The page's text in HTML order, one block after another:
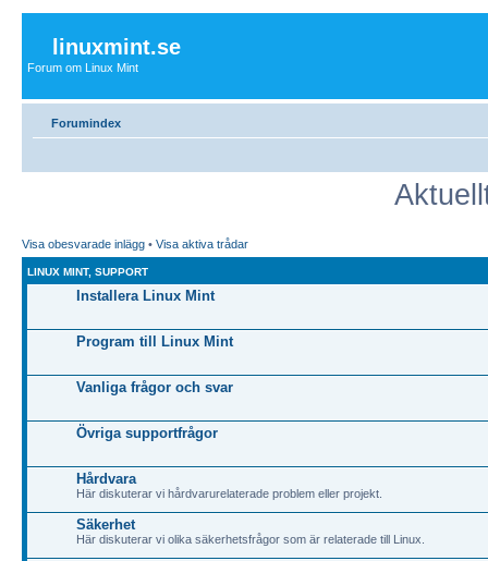
linuxmint.se
Forum om Linux Mint
Forumindex
Visa obesvarade inlägg • Visa aktiva trådar
LINUX MINT, SUPPORT
Installera Linux Mint
Program till Linux Mint
Vanliga frågor och svar
Övriga supportfrågor
Hårdvara
Här diskuterar vi hårdvarurelaterade problem eller projekt.
Säkerhet
Här diskuterar vi olika säkerhetsfrågor som är relaterade till Linux.